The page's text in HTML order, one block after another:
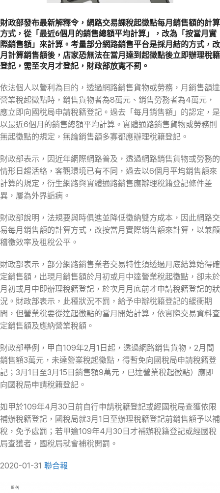
財政部發布最新解釋令，網路交易課稅起徵點每月銷售額的計算
方式，從「最近6個月的銷售總額平均計算」，改為「按當月實
際銷售額」來計算。考量部分網路銷售平台是採月結的方式，改
月計算銷售額後，店家恐無法在當月達到起徵點後立即辦理稅籍
登記，需至次月才登記，財政部放寬不罰。
依法個人以營利為目的，透過網路銷售貨物或勞務，月銷售額達
營業稅起徵點時，銷售貨物者為8萬元、銷售勞務者為4萬元，
應立即向國稅局申請稅籍登記。過去「每月銷售額」的認定，是
以最近6個月的銷售總額平均計算。實體通路銷售貨物或勞務則
無起徵點的規定，無論銷售額多寡都應辦理稅籍登記。
財政部表示，因近年網際網路普及，透過網路銷售貨物或勞務的
情形日趨活絡，客觀環境已有不同，過去以6個月平均銷售額來
計算的規定，衍生網路與實體通路銷售應辦理稅籍登記條件差
異，屢為外界詬病。
財政部說明，法規要與時俱進並降低徵納雙方成本，因此網路交
易每月銷售額的計算方式，改按當月實際銷售額來計算，以兼顧
稽徵效率及租稅公平。
財政部表示，部分網路銷售業者交易特性須透過月底結算始得確
定銷售額，出現月銷售額於月初或月中達營業稅起徵點，卻未於
月初或月中即辦理稅籍登記，於次月月底前才申請稅籍登記的狀
況。財政部表示，此種狀況不罰，給予申辦稅籍登記的緩衝期
間，但營業稅要從達起徵點的當月開始計算，依實際交易資料查
定銷售額及應納營業稅額。
財政部舉例，甲自109年2月1日起，透過網路銷售貨物，2月間
銷售額3萬元，未達營業稅起徵點，得暫免向國稅局申請稅籍登
記；3月1日至3月15日銷售額9萬元，已達營業稅起徵點）應即
向國稅局申請稅籍登記。
如甲於109年4月30日前自行申請稅籍登記或經國稅局查獲依限
補辦稅籍登記，國稅局就3月1日至辦理稅籍登記前銷售額予以補
稅，免予處罰；若甲逾109年4月30日才補辦稅籍登記或經國稅
局查獲者，國稅局就會補稅開罰。
2020-01-31 聯合報